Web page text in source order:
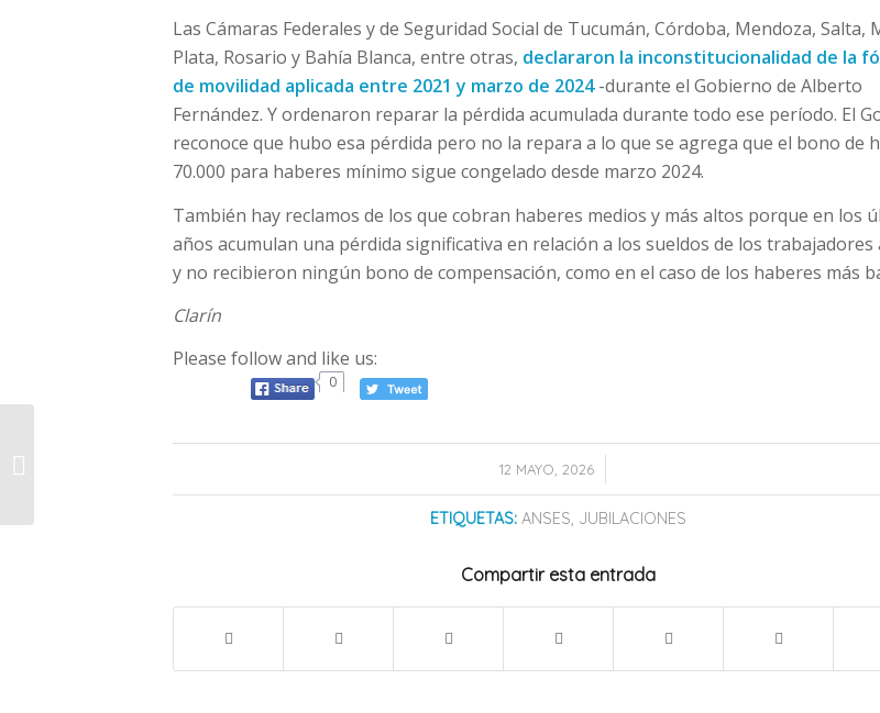
Las Cámaras Federales y de Seguridad Social de Tucumán, Córdoba, Mendoza, Salta,
Plata, Rosario y Bahía Blanca, entre otras, declararon la inconstitucionalidad de la
de movilidad aplicada entre 2021 y marzo de 2024-durante el Gobierno de Alberto
Fernández. Y ordenaron reparar la pérdida acumulada durante todo ese período. El
reconoce que hubo esa pérdida pero no la repara a lo que se agrega que el bono de
70.000 para haberes mínimo sigue congelado desde marzo 2024.
También hay reclamos de los que cobran haberes medios y más altos porque en los
años acumulan una pérdida significativa en relación a los sueldos de los trabajadores
y no recibieron ningún bono de compensación, como en el caso de los haberes más
Clarín
Please follow and like us:
0
12 MAYO, 2026
/
ETIQUETAS: ANSES, JUBILACIONES
Compartir esta entrada